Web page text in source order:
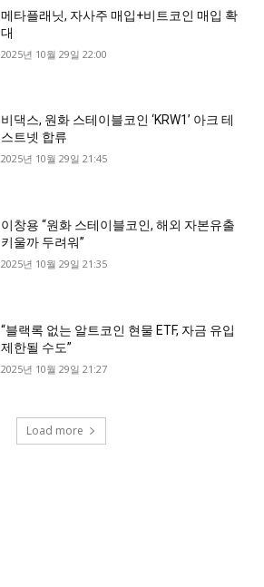
메타플래닛, 자사주 매입+비트코인 매입 확
대
2025년 10월 29일 22:00
비댁스, 원화 스테이블코인 ‘KRW1’ 아크 테
스트넷 합류
2025년 10월 29일 21:45
이창용 “원화 스테이블코인, 해외 자본유출
키울까 두려워”
2025년 10월 29일 21:35
“블랙록 없는 알트코인 현물 ETF, 자금 유입
제한될 수도”
2025년 10월 29일 21:27
Load more